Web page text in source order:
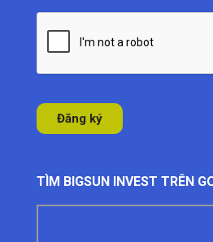
TÌM BIGSUN INVEST TRÊN